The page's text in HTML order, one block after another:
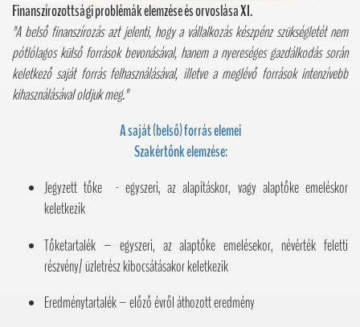
Finanszírozottsági problémák elemzése és orvoslása XI.
"A belső finanszírozás azt jelenti, hogy a vállalkozás készpénz szükségletét nem
pótlólagos külső források bevonásával, hanem a nyereséges gazdálkodás során
keletkező saját forrás felhasználásával, illetve a meglévő források intenzívebb
kihasználásával oldjuk meg."
A saját (belső) forrás elemei
Szakértőnk elemzése:
Jegyzett tőke - egyszeri, az alapításkor, vagy alaptőke emeléskor
keletkezik
Tőketartalék – egyszeri, az alaptőke emelésekor, névérték feletti
részvény/ üzletrész kibocsátásakor keletkezik
Eredménytartalék – előző évről áthozott eredmény